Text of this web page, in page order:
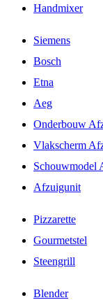
Handmixer
Siemens
Bosch
Etna
Aeg
Onderbouw
Vlakscherm
Schouwmodel
Afzuigunit
Pizzarette
Gourmetstel
Steengrill
Blender